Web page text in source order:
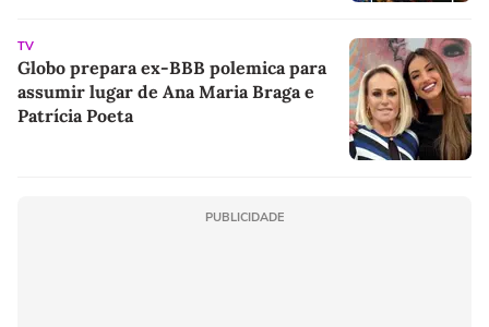
TV
Globo prepara ex-BBB polemica para
assumir lugar de Ana Maria Braga e
Patrícia Poeta
PUBLICIDADE